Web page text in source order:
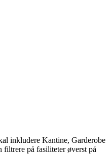
inkludere Kantine, Garderobe
filtrere på fasiliteter øverst på